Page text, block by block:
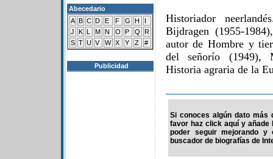
Abecedario
A B C D E F G H
I
J
K L M N O P Q
R
S T U V W X Y Z #
Publicidad
Historiador
Bijdragen (1955-
autor de Hombre y
del señorío (1949),
Historia agraria de la
Si conoces algún dato más
favor haz click aquí y
poder seguir mejorando y
buscador de biografías de